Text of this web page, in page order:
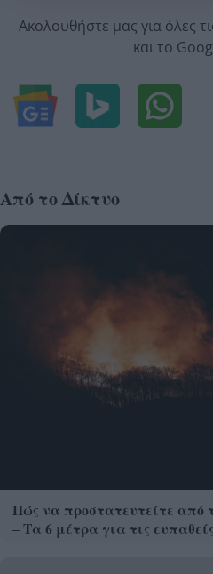
Ακολουθήστε μας για όλες
και το
Από το Δίκτυο
Πώς να προστατευτείτε από
– Τα 6 μέτρα για τις